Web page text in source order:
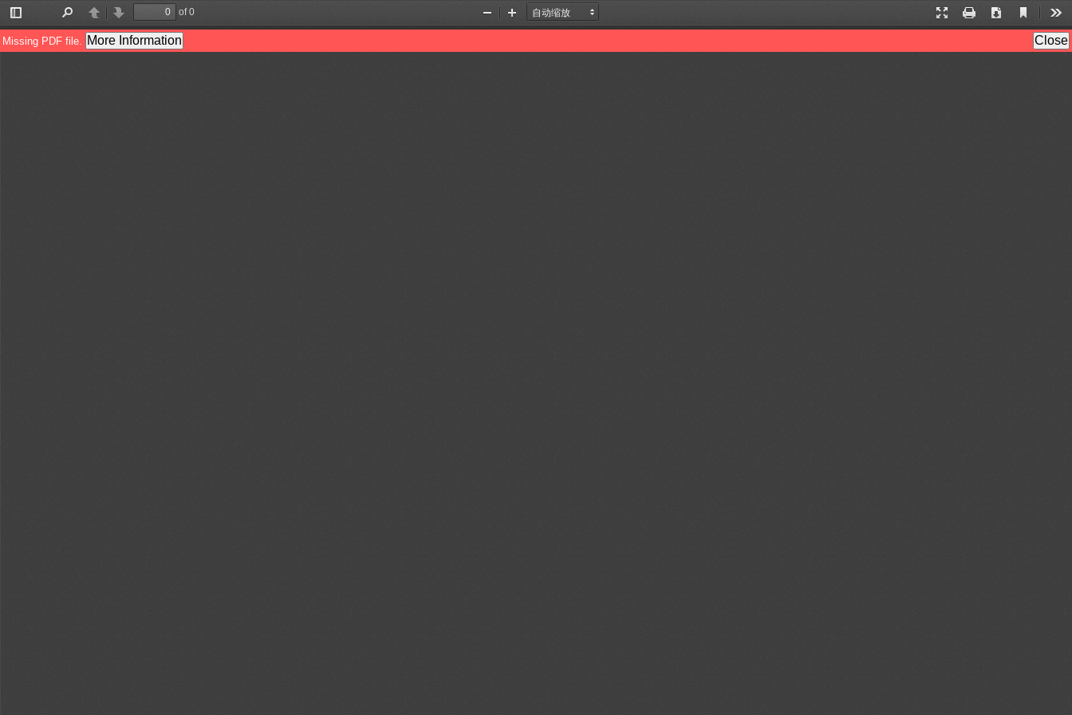
切
换
侧
栏
找
上
一
页
下
一
页
of 0
演
示
式
打
印
下
载
当
前
看
具
小
大
Missing PDF file. More Information Close